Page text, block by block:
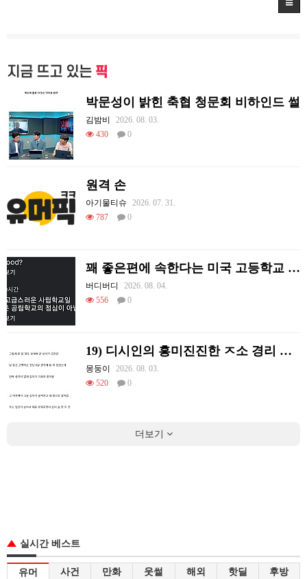
지금 뜨고 있는 픽
박문성이 밝힌 축협 청문회 비하인드 썰
김밤비
2026. 08. 03.
430
0
원격 손
아기물티슈
2026. 07. 31.
787
0
꽤 좋은편에 속한다는 미국 고등학교 급식.mp4
버디버디
2026. 08. 04.
556
0
19) 디시인의 흥미진진한 ㅈ소 경리 ㄸ먹은 썰
몽둥이
2026. 08. 03.
520
0
더보기
실시간 베스트
유머 사건 만화 웃썰 해외 핫딜 후방